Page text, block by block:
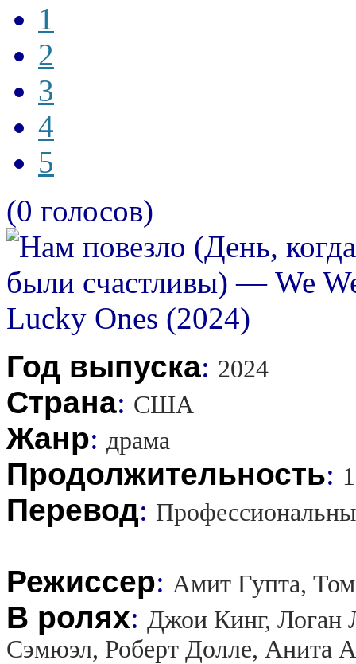
1
2
3
4
5
(0 голосов)
Год выпуска: 2024
Страна: США
Жанр: драма
Продолжительность:
Перевод:
Режиссер: Амит Гупта,
В ролях: Джои Кинг,
Сэмюэл, Роберт Долле, Анита